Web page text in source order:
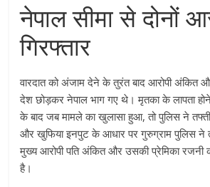
नेपाल सीमा से दोनों
गिरफ्तार
वारदात को अंजाम देने के तुरंत बाद आरोपी अंकित
देश छोड़कर नेपाल भाग गए थे। मृतका के लापता
के बाद जब मामले का खुलासा हुआ, तो पुलिस ने
और खुफिया इनपुट के आधार पर गुरुग्राम पुलिस ने
मुख्य आरोपी पति अंकित और उसकी प्रेमिका रजनी
है।